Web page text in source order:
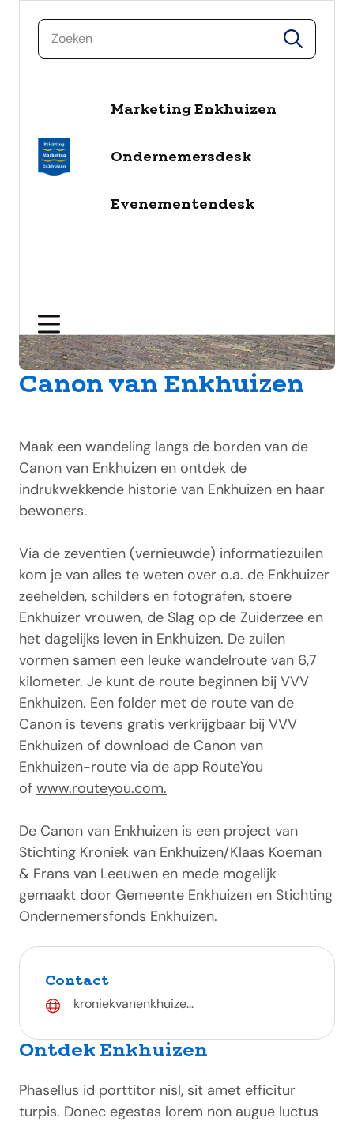
Marketing Enkhuizen
Ondernemersdesk
Evenementendesk
zoeken
zoeken
Canon van Enkhuizen
Maak een wandeling langs de borden van de
Canon van Enkhuizen en ontdek de
indrukwekkende historie van Enkhuizen en haar
bewoners.
Via de zeventien (vernieuwde) informatiezuilen
kom je van alles te weten over o.a. de Enkhuizer
zeehelden, schilders en fotografen, stoere
Enkhuizer vrouwen, de Slag op de Zuiderzee en
het dagelijks leven in Enkhuizen. De zuilen
vormen samen een leuke wandelroute van 6,7
kilometer. Je kunt de route beginnen bij VVV
Enkhuizen. Een folder met de route van de
Canon is tevens gratis verkrijgbaar bij VVV
Enkhuizen of download de Canon van
Enkhuizen-route via de app RouteYou
of www.routeyou.com.
De Canon van Enkhuizen is een project van
Stichting Kroniek van Enkhuizen/Klaas Koeman
& Frans van Leeuwen en mede mogelijk
gemaakt door Gemeente Enkhuizen en Stichting
Ondernemersfonds Enkhuizen.
Contact
kroniekvanenkhuize...
Ontdek Enkhuizen
Phasellus id porttitor nisl, sit amet efficitur
turpis. Donec egestas lorem non augue luctus